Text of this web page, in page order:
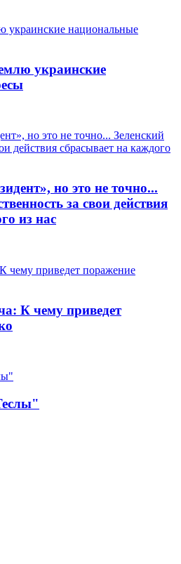
украинские
но это не точно...
за свои действия
из нас
К чему приведет